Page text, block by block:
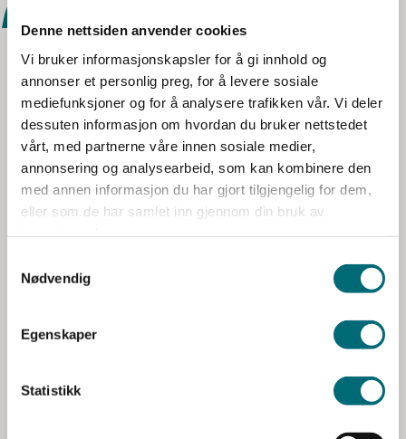
Denne nettsiden anvender cookies
Vi bruker informasjonskapsler for å gi innhold og
annonser et personlig preg, for å levere sosiale
mediefunksjoner og for å analysere trafikken vår. Vi deler
dessuten informasjon om hvordan du bruker nettstedet
vårt, med partnerne våre innen sosiale medier,
annonsering og analysearbeid, som kan kombinere den
med annen informasjon du har gjort tilgjengelig for dem,
eller som de har samlet inn gjennom din bruk av
k
k
Nødvendig
Egenskaper
Statistikk
Åsmund fullførte hele løpet fra spesifikasjon
til implementering. Hans kunnskap om det
formelle prosessløpet, avtaler og
dokumentstrukturer var uvurderlige på veien
fram mot endelig kontrakt. Dette er en
krevende arbeidsform som stiller krav til
og tilbakerapportering for å sikre at
erfaringene ble fanget opp og benyttet i
hovedprosjektet. Vikenes organiserte og
ledet dette arbeidet på en utmerket måte.